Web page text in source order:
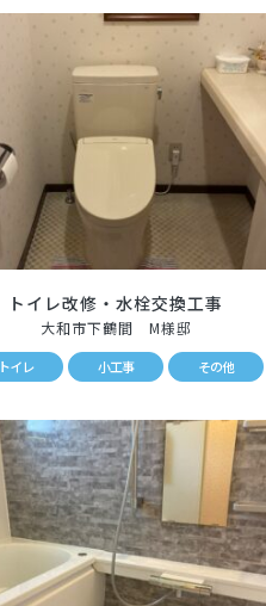
トイレ改修・水栓交換工事
大和市下鶴間 M様邸
トイレ 小工事 その他